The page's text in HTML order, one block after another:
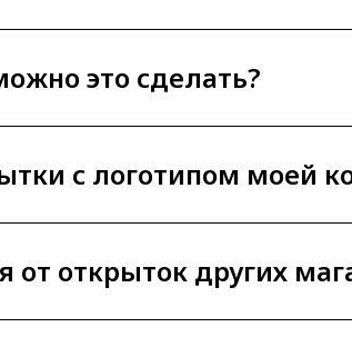
это сделать?
с логотипом моей
открыток других